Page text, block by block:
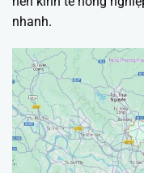
nhanh.